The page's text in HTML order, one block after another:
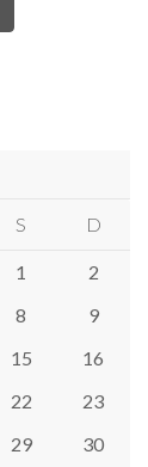
S D
1
2
8
9
15
16
22
23
29
30